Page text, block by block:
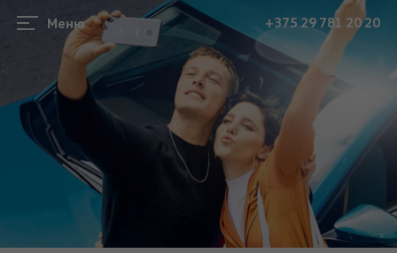
Меню +375 29 781 20 20